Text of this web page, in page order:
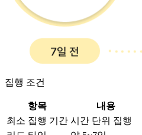
집행 조건
항목
내용
최소 집행 기간 시간 단위 집행